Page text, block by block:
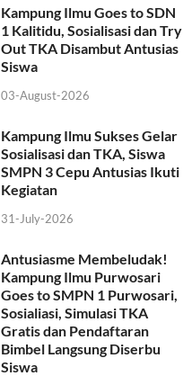
Kampung Ilmu Goes to SDN
1 Kalitidu, Sosialisasi dan Try
Out TKA Disambut Antusias
Siswa
03-August-2026
Kampung Ilmu Sukses Gelar
Sosialisasi dan TKA, Siswa
SMPN 3 Cepu Antusias Ikuti
Kegiatan
31-July-2026
Antusiasme Membeludak!
Kampung Ilmu Purwosari
Goes to SMPN 1 Purwosari,
Sosialiasi, Simulasi TKA
Gratis dan Pendaftaran
Bimbel Langsung Diserbu
Siswa